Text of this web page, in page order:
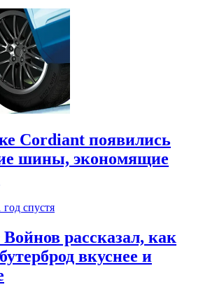
Cordiant появились
шины, экономящие
год спустя
рассказал, как
вкуснее и